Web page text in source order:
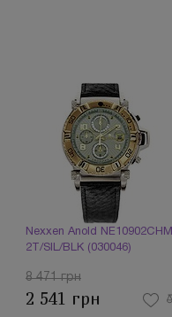
Nexxen Anold NE10902CHM
2T/SIL/BLK (030046)
8 471 грн
2 541 грн